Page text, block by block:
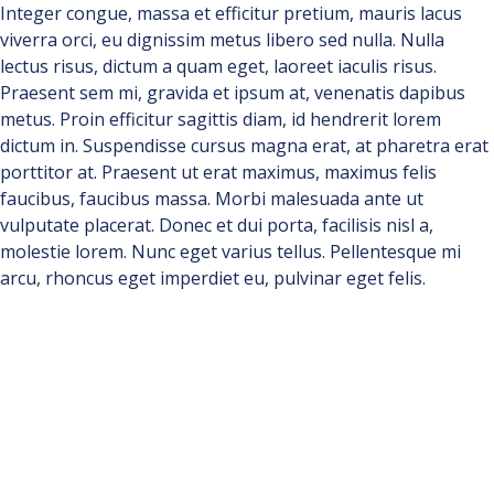
Integer congue, massa et efficitur pretium, mauris lacus
viverra orci, eu dignissim metus libero sed nulla. Nulla
lectus risus, dictum a quam eget, laoreet iaculis risus.
Praesent sem mi, gravida et ipsum at, venenatis dapibus
metus. Proin efficitur sagittis diam, id hendrerit lorem
dictum in. Suspendisse cursus magna erat, at pharetra erat
porttitor at. Praesent ut erat maximus, maximus felis
faucibus, faucibus massa. Morbi malesuada ante ut
vulputate placerat. Donec et dui porta, facilisis nisl a,
molestie lorem. Nunc eget varius tellus. Pellentesque mi
arcu, rhoncus eget imperdiet eu, pulvinar eget felis.